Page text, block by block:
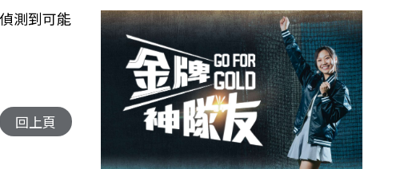
測到可能
回上頁